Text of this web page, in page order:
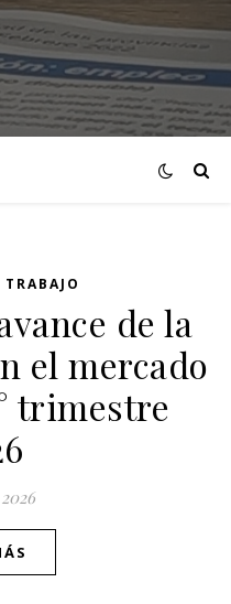
de la
el mercado
trimestre